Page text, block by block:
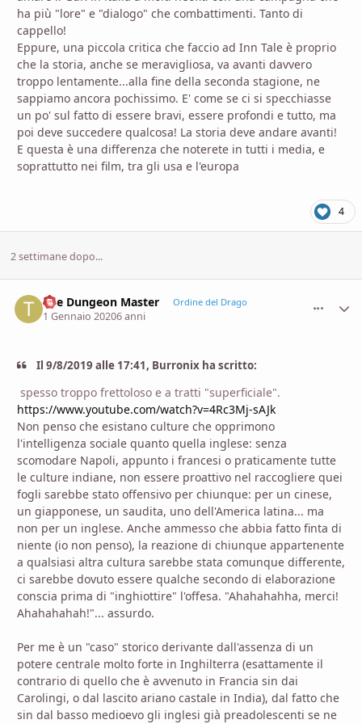
ha più "lore" e "dialogo" che combattimenti. Tanto di
cappello!
Eppure, una piccola critica che faccio ad Inn Tale è proprio
che la storia, anche se meravigliosa, va avanti davvero
troppo lentamente...alla fine della seconda stagione, ne
sappiamo ancora pochissimo. E' come se ci si specchiasse
un po' sul fatto di essere bravi, essere profondi e tutto, ma
poi deve succedere qualcosa! La storia deve andare avanti!
E questa è una differenza che noterete in tutti i media, e
soprattutto nei film, tra gli usa e l'europa
4
2 settimane dopo...
The Dungeon Master Ordine del Drago
1 Gennaio 20206 anni
Il 9/8/2019 alle 17:41, Burronix ha scritto:
spesso troppo frettoloso e a tratti "superficiale".
https://www.youtube.com/watch?v=4Rc3Mj-sAJk
Non penso che esistano culture che opprimono
l'intelligenza sociale quanto quella inglese: senza
scomodare Napoli, appunto i francesi o praticamente tutte
le culture indiane, non essere proattivo nel raccogliere quei
fogli sarebbe stato offensivo per chiunque: per un cinese,
un giapponese, un saudita, uno dell'America latina... ma
non per un inglese. Anche ammesso che abbia fatto finta di
niente (io non penso), la reazione di chiunque appartenente
a qualsiasi altra cultura sarebbe stata comunque differente,
ci sarebbe dovuto essere qualche secondo di elaborazione
conscia prima di "inghiottire" l'offesa. "Ahahahahha, merci!
Ahahahahah!"... assurdo.
Per me è un "caso" storico derivante dall'assenza di un
potere centrale molto forte in Inghilterra (esattamente il
contrario di quello che è avvenuto in Francia sin dai
Carolingi, o dal lascito ariano castale in India), dal fatto che
sin dal basso medioevo gli inglesi già preadolescenti se ne